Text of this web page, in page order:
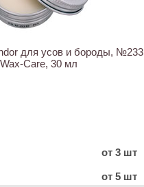
для усов и бороды, №233
Wax-Care, 30 мл
от 3 шт
от 5 шт